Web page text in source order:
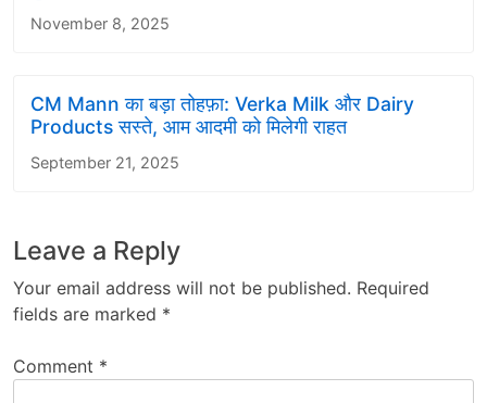
November 8, 2025
CM Mann का बड़ा तोहफ़ा: Verka Milk और Dairy
Products सस्ते, आम आदमी को मिलेगी राहत
September 21, 2025
Leave a Reply
Your email address will not be published. Required
fields are marked *
Comment *